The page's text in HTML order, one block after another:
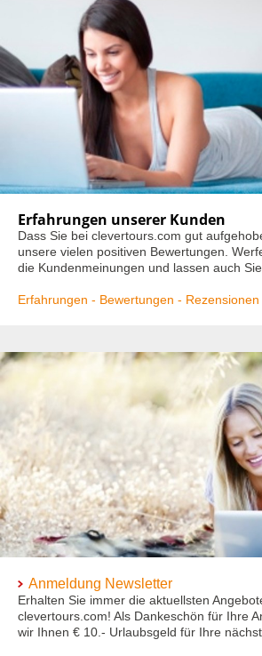
Erfahrungen unserer Kunden
Dass Sie bei clevertours.com gut
unsere vielen positiven Bewertungen.
die Kundenmeinungen und lassen auch
Erfahrungen - Bewertungen - Rezensionen
Anmeldung Newsletter
Erhalten Sie immer die aktuellsten
clevertours.com! Als Dankeschön für Ihre
wir Ihnen € 10.- Urlaubsgeld für Ihre